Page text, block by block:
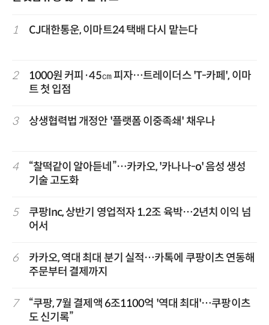
1 CJ대한통운, 이마트24 택배 다시 맡는다
2
1000원 커피·45㎝ 피자…트레이더스 'T-카페', 이마
트 첫 입점
3 상생협력법 개정안 '플랫폼 이중족쇄' 채우나
4
“찰떡같이 알아듣네”…카카오, '카나나-o' 음성 생성
기술 고도화
5
쿠팡Inc, 상반기 영업적자 1.2조 육박…2년치 이익 넘
어서
6
카카오, 역대 최대 분기 실적…카톡에 쿠팡이츠 연동해
주문부터 결제까지
7
“쿠팡, 7월 결제액 6조1100억 '역대 최대'…쿠팡이츠
도 신기록”